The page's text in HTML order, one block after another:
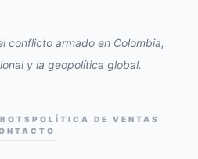
conflicto armado en Colombia,
y la geopolítica global.
POLÍTICA DE VENTAS